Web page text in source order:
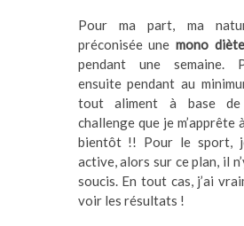
Pour ma part, ma
préconisée unemono
pendant une semaine.
ensuite pendant au
tout aliment à base
challenge que je m’apprête
bientôt !! Pour le sport,
active, alors sur ce plan, il
soucis. En tout cas, j’ai
voir les résultats !